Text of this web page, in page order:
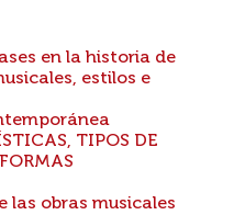
en la historia de
estilos e
TIPOS DE
las obras musicales